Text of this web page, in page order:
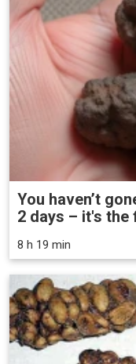
You haven’t
2 days – it's
8 h 19 min